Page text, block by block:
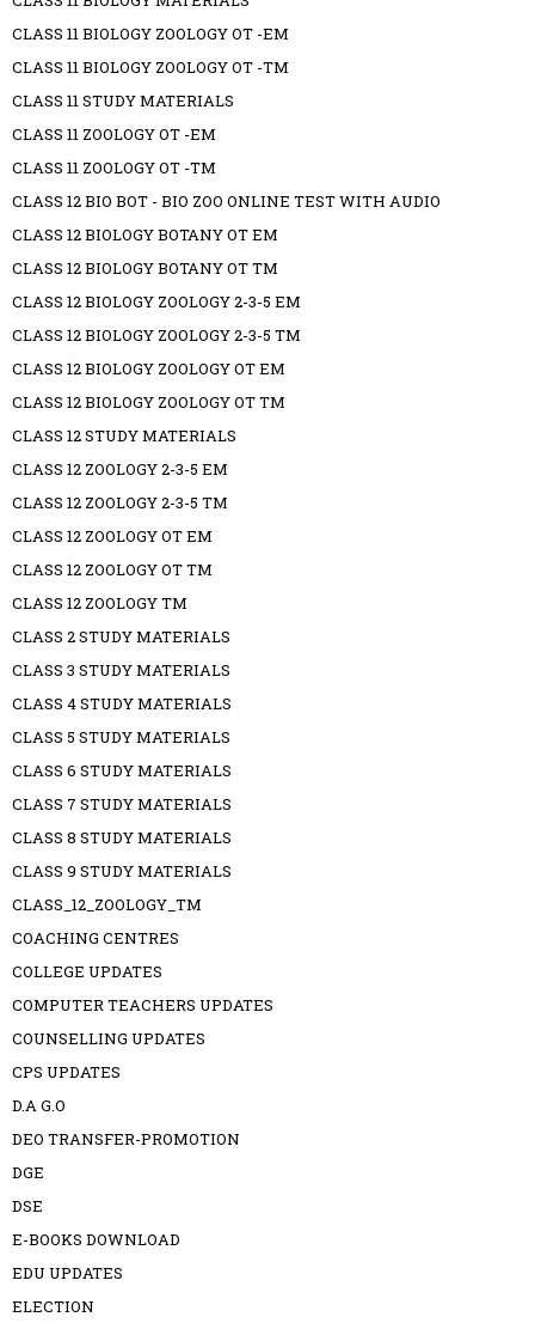
CLASS 11 BIOLOGY ZOOLOGY OT -EM
CLASS 11 BIOLOGY ZOOLOGY OT -TM
CLASS 11 STUDY MATERIALS
CLASS 11 ZOOLOGY OT -EM
CLASS 11 ZOOLOGY OT -TM
CLASS 12 BIO BOT - BIO ZOO ONLINE TEST WITH AUDIO
CLASS 12 BIOLOGY BOTANY OT EM
CLASS 12 BIOLOGY BOTANY OT TM
CLASS 12 BIOLOGY ZOOLOGY 2-3-5 EM
CLASS 12 BIOLOGY ZOOLOGY 2-3-5 TM
CLASS 12 BIOLOGY ZOOLOGY OT EM
CLASS 12 BIOLOGY ZOOLOGY OT TM
CLASS 12 STUDY MATERIALS
CLASS 12 ZOOLOGY 2-3-5 EM
CLASS 12 ZOOLOGY 2-3-5 TM
CLASS 12 ZOOLOGY OT EM
CLASS 12 ZOOLOGY OT TM
CLASS 12 ZOOLOGY TM
CLASS 2 STUDY MATERIALS
CLASS 3 STUDY MATERIALS
CLASS 4 STUDY MATERIALS
CLASS 5 STUDY MATERIALS
CLASS 6 STUDY MATERIALS
CLASS 7 STUDY MATERIALS
CLASS 8 STUDY MATERIALS
CLASS 9 STUDY MATERIALS
CLASS_12_ZOOLOGY_TM
COACHING CENTRES
COLLEGE UPDATES
COMPUTER TEACHERS UPDATES
COUNSELLING UPDATES
CPS UPDATES
D.A G.O
DEO TRANSFER-PROMOTION
DGE
DSE
E-BOOKS DOWNLOAD
EDU UPDATES
ELECTION